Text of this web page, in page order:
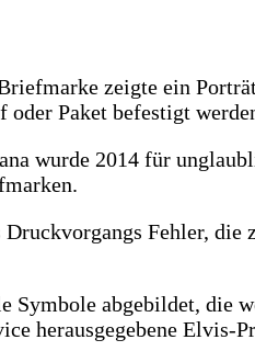
zeigte ein
Paket befestigt
wurde 2014 für
Fehler, die
Symbole abgebildet, die
herausgegebene Elvis-